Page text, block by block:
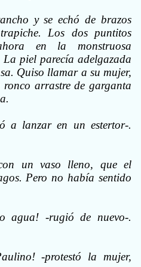
y se echó de brazos
Los dos puntitos
en la monstruosa
piel parecía adelgazada
Quiso llamar a su mujer,
arrastre de garganta
a lanzar en un estertor-.
un vaso lleno, que el
Pero no había sentido
agua! -rugió de nuevo-.
-protestó la mujer,